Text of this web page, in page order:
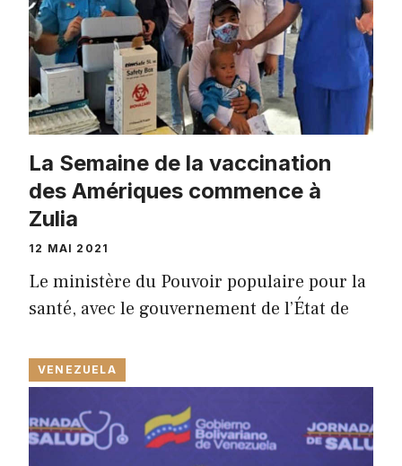
La Semaine de la vaccination
des Amériques commence à
Zulia
12 MAI 2021
Le ministère du Pouvoir populaire pour la
santé, avec le gouvernement de l’État de
VENEZUELA